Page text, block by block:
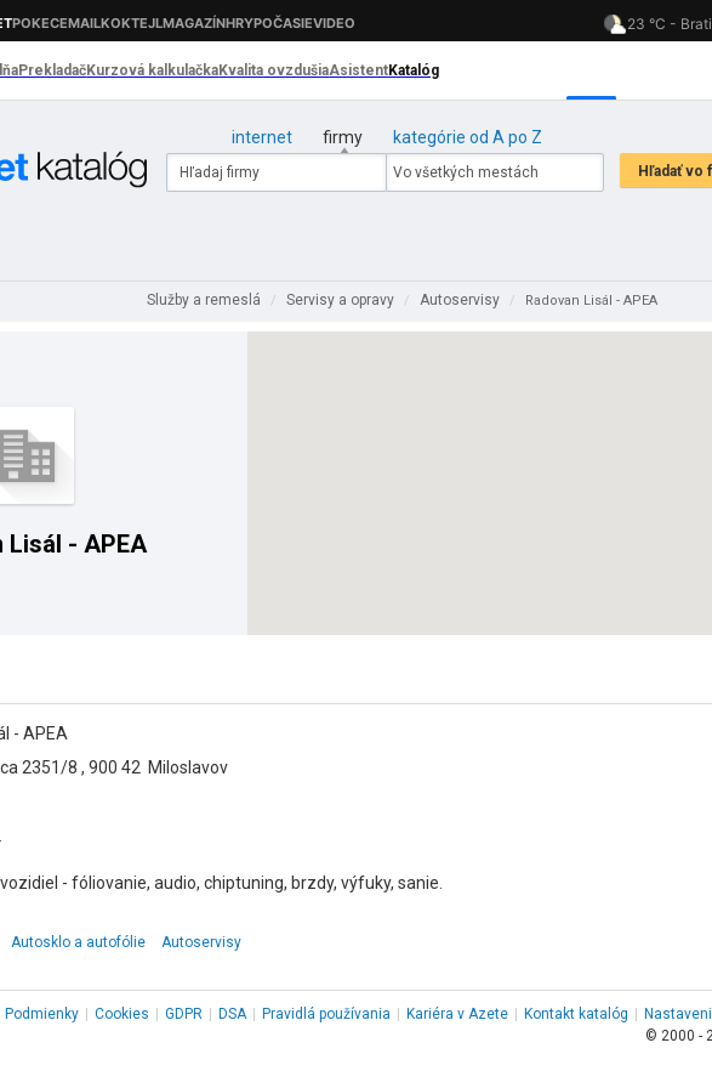
internet firmy kategórie od A po Z
Služby a remeslá / Servisy a opravy / Autoservisy / Radovan Lisál - APEA
Lisál - APEA
- APEA
2351/8 , 900 42 Miloslavov
- fóliovanie, audio, chiptuning, brzdy, výfuky, sanie.
Autosklo a autofólie Autoservisy
Podmienky Cookies GDPR DSA Pravidlá používania Kariéra v Azete Kontakt katalóg
© 2000 -